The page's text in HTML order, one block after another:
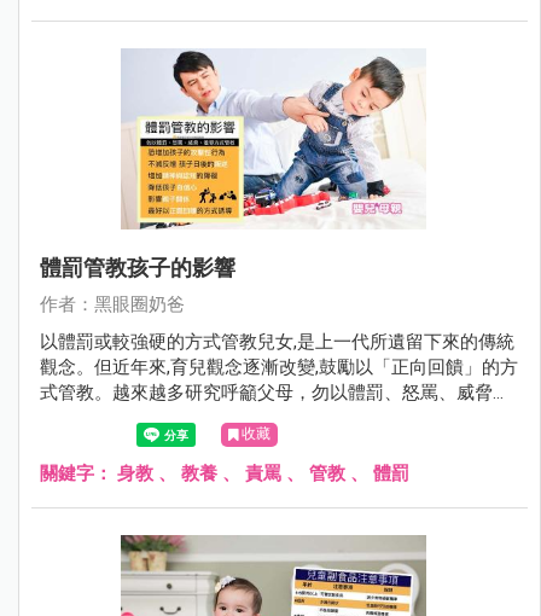
體罰管教孩子的影響
作者：黑眼圈奶爸
以體罰或較強硬的方式管教兒女,是上一代所遺留下來的傳統
觀念。但近年來,育兒觀念逐漸改變,鼓勵以「正向回饋」的方
式管教。越來越多研究呼籲父母，勿以體罰、怒罵、威脅、
羞辱方式管教孩子。
收藏
關鍵字： 身教 、 教養 、 責罵 、 管教 、 體罰